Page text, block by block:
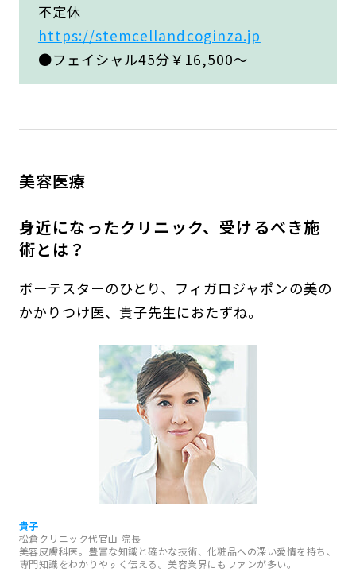
不定休
https://stemcellandcoginza.jp
●フェイシャル45分￥16,500〜
美容医療
身近になったクリニック、受けるべき施
術とは？
ボーテスターのひとり、フィガロジャポンの美の
かかりつけ医、貴子先生におたずね。
貴子
松倉クリニック代官山 院長
美容皮膚科医。豊富な知識と確かな技術、化粧品への深い愛情を持ち、
専門知識をわかりやすく伝える。美容業界にもファンが多い。